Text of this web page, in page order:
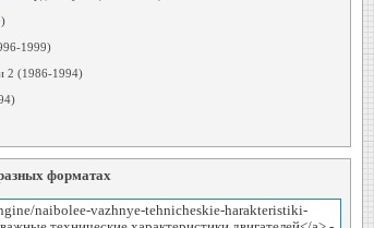
1999)
2 (1986-1994)
форматах